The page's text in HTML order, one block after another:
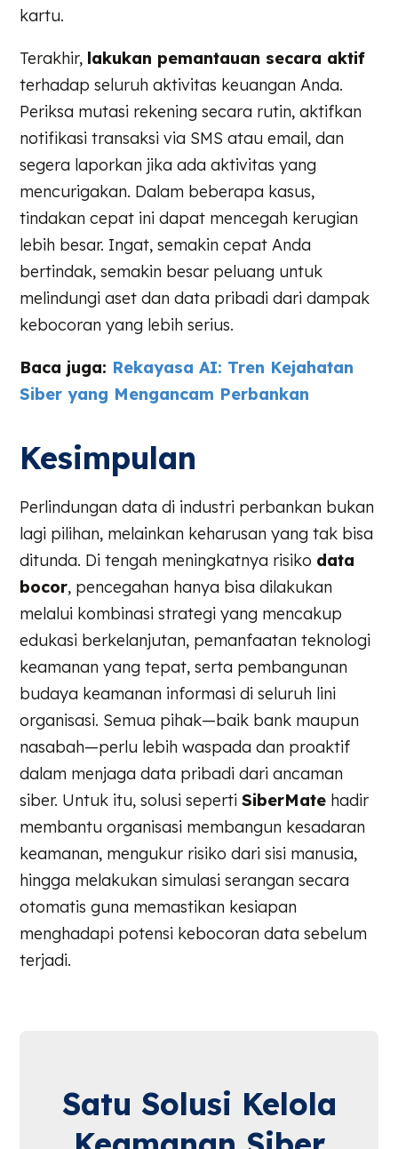
kartu.
Terakhir, lakukan pemantauan secara aktif
terhadap seluruh aktivitas keuangan Anda.
Periksa mutasi rekening secara rutin, aktifkan
notifikasi transaksi via SMS atau email, dan
segera laporkan jika ada aktivitas yang
mencurigakan. Dalam beberapa kasus,
tindakan cepat ini dapat mencegah kerugian
lebih besar. Ingat, semakin cepat Anda
bertindak, semakin besar peluang untuk
melindungi aset dan data pribadi dari dampak
kebocoran yang lebih serius.
Baca juga: Rekayasa AI: Tren Kejahatan
Siber yang Mengancam Perbankan
Kesimpulan
Perlindungan data di industri perbankan bukan
lagi pilihan, melainkan keharusan yang tak bisa
ditunda. Di tengah meningkatnya risiko data
bocor, pencegahan hanya bisa dilakukan
melalui kombinasi strategi yang mencakup
edukasi berkelanjutan, pemanfaatan teknologi
keamanan yang tepat, serta pembangunan
budaya keamanan informasi di seluruh lini
organisasi. Semua pihak—baik bank maupun
nasabah—perlu lebih waspada dan proaktif
dalam menjaga data pribadi dari ancaman
siber. Untuk itu, solusi sepertiSiberMate hadir
membantu organisasi membangun kesadaran
keamanan, mengukur risiko dari sisi manusia,
hingga melakukan simulasi serangan secara
otomatis guna memastikan kesiapan
menghadapi potensi kebocoran data sebelum
terjadi.
Satu Solusi Kelola